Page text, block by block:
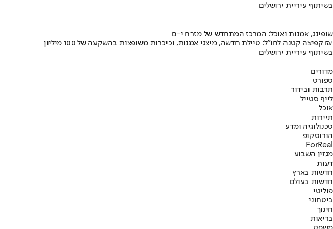
בשיתוף עיריית ירושלים
שופינג, אמנות ואוכל: המרכז המתחדש של מזרח י-ם
קפיצה קטנה לחו"ל: טיילת חדשה, מיצגי אמנות, וכיכרות משופצות בהשקעה של 100 מיליון ₪
בשיתוף עיריית ירושלים
מדורים
ספורט
תרבות ובידור
לייף סטייל
אוכל
תיירות
טכנולוגיה ומדע
הורוסקופ
ForReal
מגזין השבוע
דעות
חדשות בארץ
חדשות בעולם
פוליטי
ביטחוני
חינוך
בריאות